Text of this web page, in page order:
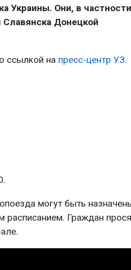
Украины. Они, в
Славянска Донецкой
ссылкой на пресс-центр УЗ.
могут быть
расписанием. Граждан